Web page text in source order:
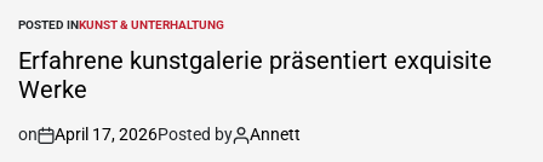
POSTED INKUNST & UNTERHALTUNG
Erfahrene kunstgalerie präsentiert exquisite
Werke
on April 17, 2026Posted by Annett